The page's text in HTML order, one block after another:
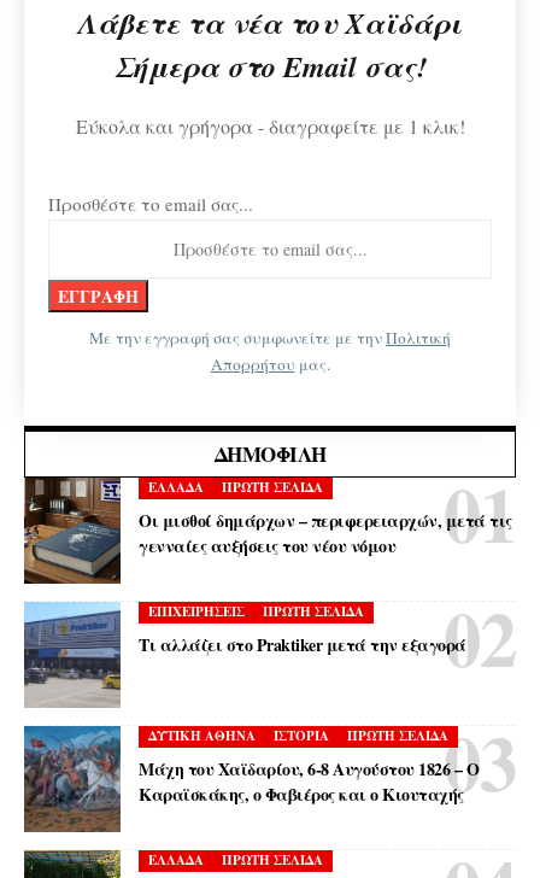
Λάβετε τα νέα του Χαϊδάρι
Σήμερα στο Email σας!
Εύκολα και γρήγορα - διαγραφείτε με 1 κλικ!
Προσθέστε το email σας...
Με την εγγραφή σας συμφωνείτε με τηνΠολιτική
Απορρήτου μας.
ΔΗΜΟΦΙΛΉ
ΕΛΛΑΔΑ ΠΡΩΤΗ ΣΕΛΙΔΑ
Οι μισθοί δημάρχων – περιφερειαρχών, μετά τις
γενναίες αυξήσεις του νέου νόμου
ΕΠΙΧΕΙΡΗΣΕΙΣ ΠΡΩΤΗ ΣΕΛΙΔΑ
Τι αλλάζει στο Praktiker μετά την εξαγορά
ΔΥΤΙΚΗ ΑΘΗΝΑ ΙΣΤΟΡΙΑ ΠΡΩΤΗ ΣΕΛΙΔΑ
Μάχη του Χαϊδαρίου, 6-8 Αυγούστου 1826 – Ο
Καραϊσκάκης, ο Φαβιέρος και ο Κιουταχής
ΕΛΛΑΔΑ ΠΡΩΤΗ ΣΕΛΙΔΑ